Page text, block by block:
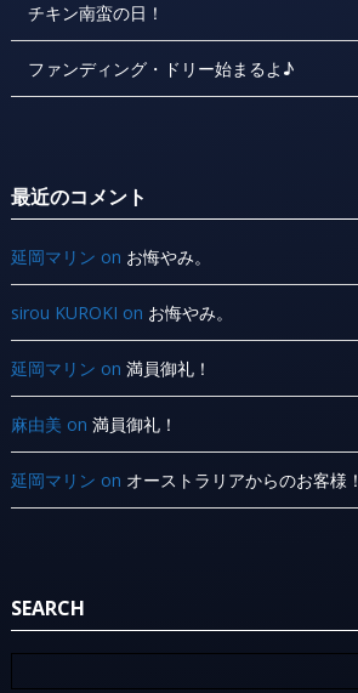
チキン南蛮の日！
ファンディング・ドリー始まるよ♪
最近のコメント
延岡マリン on お悔やみ。
sirou KUROKI on お悔やみ。
延岡マリン on 満員御礼！
麻由美 on 満員御礼！
延岡マリン on オーストラリアからのお客様！
SEARCH